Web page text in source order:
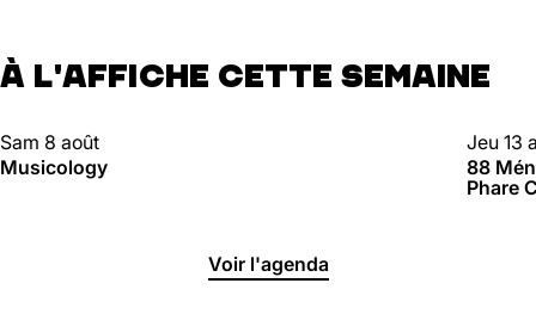
À L'AFFICHE CETTE SEMAINE
CLUBBING
Sam 8 août
Musicology
88
Jeu 13
88
Phare
Voir l'agenda